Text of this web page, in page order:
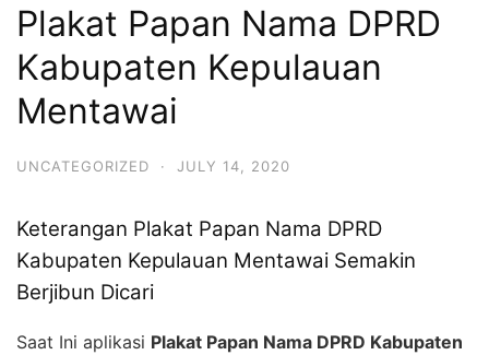
Plakat Papan Nama DPRD
Kabupaten Kepulauan
Mentawai
UNCATEGORIZED · JULY 14, 2020
Keterangan Plakat Papan Nama DPRD
Kabupaten Kepulauan Mentawai Semakin
Berjibun Dicari
Saat Ini aplikasi Plakat Papan Nama DPRD Kabupaten